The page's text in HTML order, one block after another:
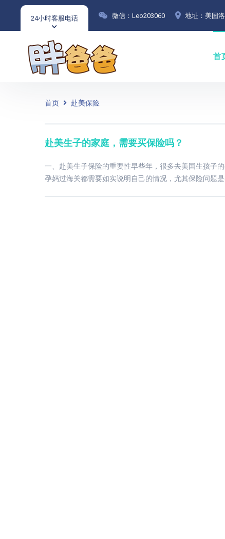
24小时客服电话 微信：Leo203060 地址：美国
首
首页 赴美保险
赴美生子的家庭，需要买保险吗？
一、赴美生子保险的重要性早些年，很多去美国生孩子
孕妈过海关都需要如实说明自己的情况，尤其保险问题